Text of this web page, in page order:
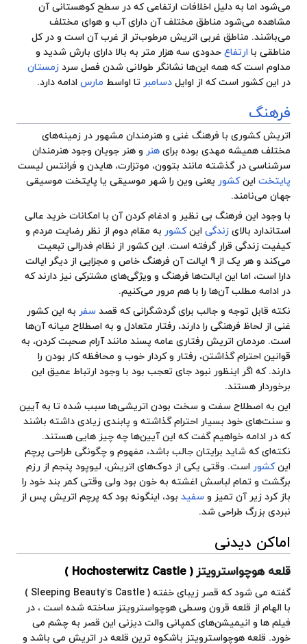
می‌شود اما به دلیل اخلافات ارتفاعی که در سطح کوهستانی آن
مشاهده می‌شود مناطق مختلف آن دارای آب و هوای مختلف
می‌باشند. مناطق غربی اتریش مرطوب‌تر ‌از غرب آن است و در کل
مناطقی با ارتفاع حدودی سه هزار متر به بالا دارای بارش شدید و
مداوم است که همه این‌ها نشانگر طولانی شدن فصل سرد زمستان
در این کشور است که از اوایل دسامبر تا اواسط مارس ادامه دارد.
فرهنگ
اتریش کشوری با فرهنگ غنی و هنرمندان مشهور در زمینه‌های
مختلف همیشه مهدی بوده برای هنر و هنر جویان وجود هنرمندان
سرشناسی در گذشته مانند بتوون، موتزارت، هایدن و فرانتس لیست
پایتخت اینکشور یعنی وین را شهر موسیقی یا پایتخت موسیقی
جهان می‌نامند.
با وجود این فرهنگ بی نظیر و ادغام کردن آن با امکانات خرید عالی
استاندارد بالای زندگی اینکشور به مقام دوم از نظر رضایت مردم و
کیفیت زندگی قرار گرفته است. این کشور از نظام فدرالی تبعیت
می‌کند و هر یک از 9 ایالت آن فرهنگ خاص و مجزایی از دیگر
ایالت
دارا است، اما این ایالت‌ها فرهنگ و ویژگی‌های مشترکی نیز دارند که
در ادامه مطلب آن‌ها را با هم مرور می‌کنیم.
نکته قابل توجه و جالب برای گردشگرانی که قصد سفر به این کشور
غنی از لحاظ فرهنگی را دارند، رفتار متعادل و به اصطلاح میانه آن‌ها
است. مردمان اتریش رفتاری عامه پسند مانند آرام صحبت کردن، به
قوانین احترام گذاشتن، رفتار و کردار خوب و محافظه کار بودن را
دارند. که اگر اینظور نبود جای تعجب بود با وجود ارتباط عمیق این
برخوردار هستند.
این به اصطلاح سفت و سخت بودن اتریشی‌ها سبب شده تا به آیین
و سنت‌های خود بسیار احترام گذاشته و پابندی زیادی داشته باشند
که در ادامه خواهیم گفت که این آیین‌ها چه چیز هایی هستند.
نکته‌ای که شاید برایتان جالب باشد، مفهوم و چگونگی طراحی پرچم
اینکشور است. وقتی یکی از دوک‌های اتریش، لیوپود پنجم از رزم
برگشت و تمام لباسش اغشته به خون بود ولی وقتی کمر بند خود را
باز کرد زیر آن تمیز و سفید بود، اینگونه بود که پرچم اتریش پس از
نبردی بزرگ طراحی شد.
اماکن دیدنی
قلعه هوچواسترویتز( Hochosterwitz Castle )
گفته می شود که قصر زیبای خفته ( Sleeping Beauty’s Castle )
با الهام از قلعه قرون وسطی هوچواسترویتز ساخته شده است ، در
فیلم ها و انیمیشن‌های کمپانی والت دیزنی این قصر به چشم می
خورد. قلعه هوچواسترویتز باشکوه ترین قلعه در اتریش می باشد و